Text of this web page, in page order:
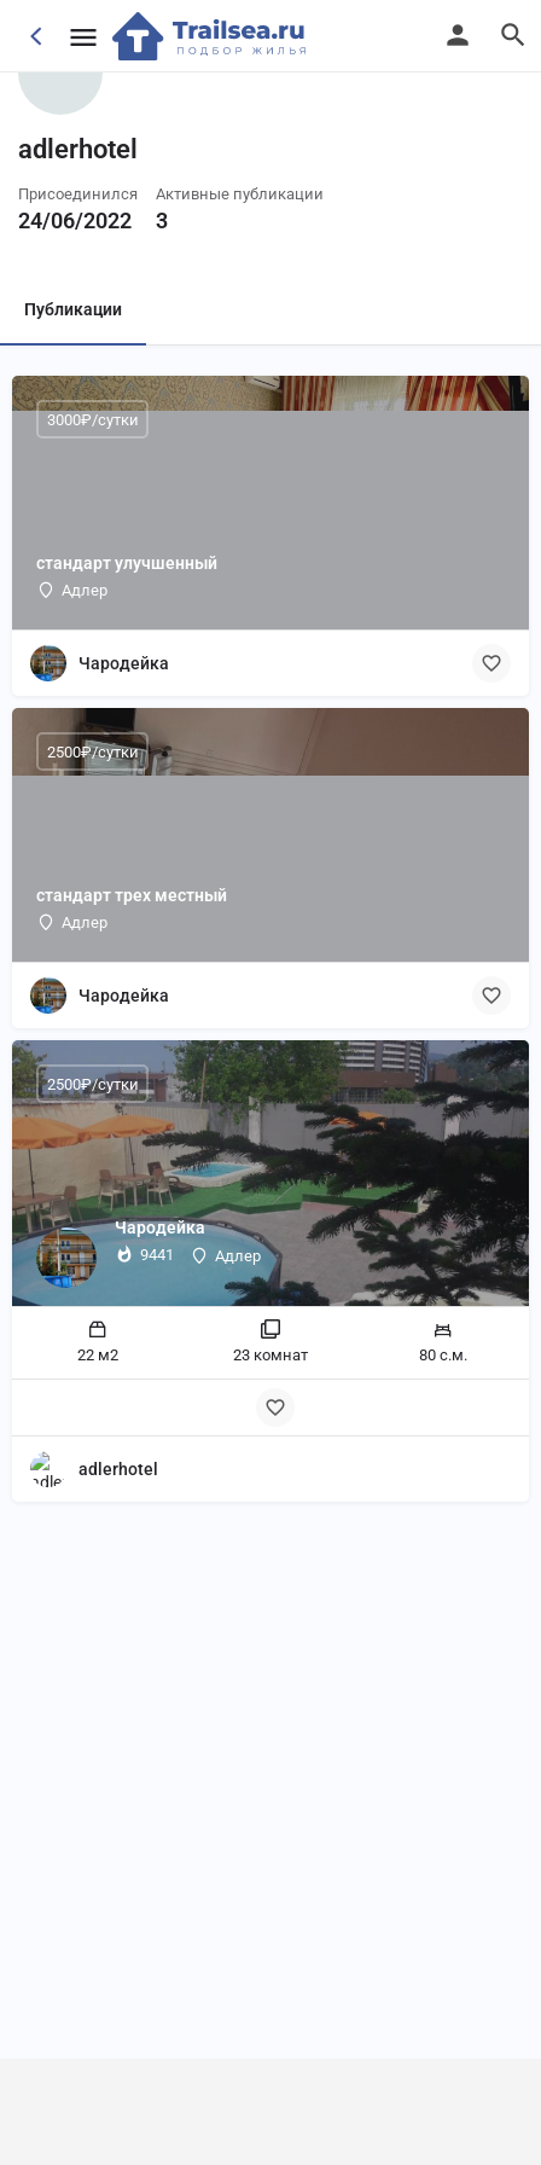
adlerhotel
Присоединился
24/06/2022
Активные публикации
3
Публикации
стандарт улучшенный
Адлер
3000₽/сутки
Чародейка
стандарт трех местный
Адлер
2500₽/сутки
Чародейка
Чародейка
9441 Адлер
2500₽/сутки
22 м2 23 комнат 80 с.м.
adlerhotel